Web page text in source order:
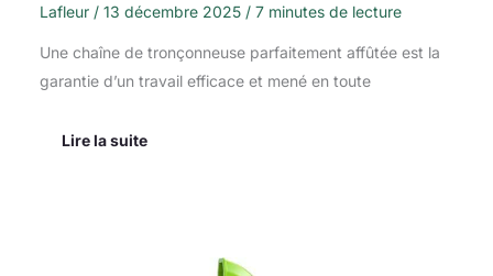
Lafleur / 13 décembre 2025 / 7 minutes de lecture
Une chaîne de tronçonneuse parfaitement affûtée est la
garantie d’un travail efficace et mené en toute
Lire la suite